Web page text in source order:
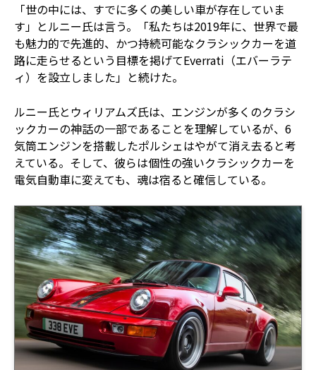
「世の中には、すでに多くの美しい車が存在していま
す」とルニー氏は言う。「私たちは2019年に、世界で最
も魅力的で先進的、かつ持続可能なクラシックカーを道
路に走らせるという目標を掲げてEverrati（エバーラテ
ィ）を設立しました」と続けた。
ルニー氏とウィリアムズ氏は、エンジンが多くのクラシ
ックカーの神話の一部であることを理解しているが、6
気筒エンジンを搭載したポルシェはやがて消え去ると考
えている。そして、彼らは個性の強いクラシックカーを
電気自動車に変えても、魂は宿ると確信している。